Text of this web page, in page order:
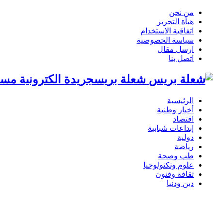
من نحن
هيأة التحرير
اتفاقية الاستخدام
سياسة الخصوصية
ارسل مقال
اتصل بنا
شعلة بريسجريدة الكترونية
الرئيسية
أخبار وطنية
اقتصاد
إبداعات شبابية
دولية
رياضة
طب وصحة
علوم وتكنولوجيا
ثقافة وفنون
دين ودنيا